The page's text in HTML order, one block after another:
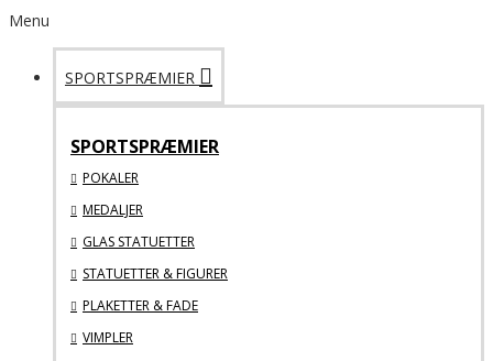
Menu
SPORTSPRÆMIER
SPORTSPRÆMIER
POKALER
MEDALJER
GLAS STATUETTER
STATUETTER & FIGURER
PLAKETTER & FADE
VIMPLER